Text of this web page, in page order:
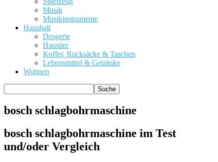
Musik
Musikinstrumente
Haushalt
Drogerie
Haustier
Koffer, Rucksäcke & Taschen
Lebensmittel & Getränke
Wohnen
bosch schlagbohrmaschine
bosch schlagbohrmaschine im Test
und/oder Vergleich